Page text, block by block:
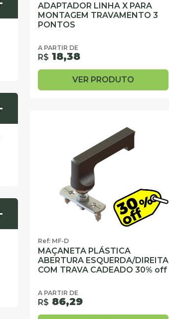
ADAPTADOR LINHA X PARA
MONTAGEM TRAVAMENTO 3
PONTOS
A PARTIR DE
R$ 18,38
VER PRODUTO
Ref: MF-D
MAÇANETA PLÁSTICA
ABERTURA ESQUERDA/DIREITA
COM TRAVA CADEADO 30% off
A PARTIR DE
R$ 86,29